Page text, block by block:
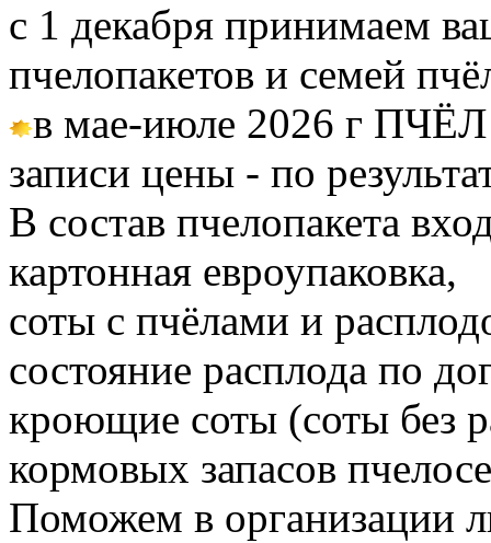
с 1 декабря принимаем
пчелопакетов и семей
в мае-июле 2026 г
записи цены - по
В состав пчелопакета
картонная евроупаковка,
соты с пчёлами и
состояние расплода по
кроющие соты (соты без
кормовых запасов
Поможем в организации